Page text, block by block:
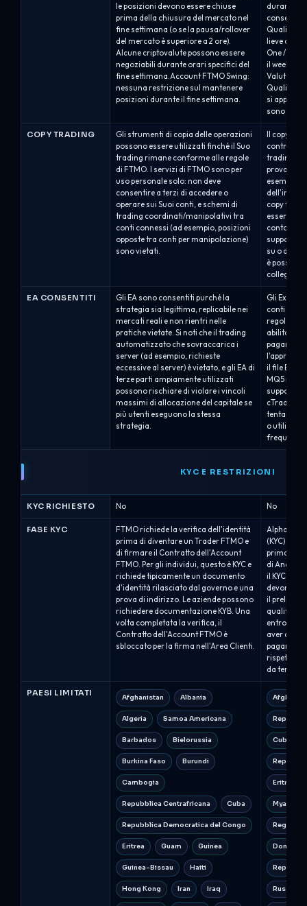
le posizioni devono essere chiuse
prima della chiusura del mercato nel
fine settimana (o se la pausa/rollover
del mercato è superiore a 2 ore).
Alcune criptovalute possono essere
negoziabili durante orari specifici del
fine settimana.Account FTMO Swing:
nessuna restrizione sul mantenere
posizioni durante il fine settimana.
durante la
lieve con
One /
il weekend
si
sono
COPY TRADING
Gli strumenti di copia delle operazioni
possono essere utilizzati finché il Suo
trading rimane conforme alle regole
di FTMO. I servizi di FTMO sono per
uso personale solo: non deve
consentire a terzi di accedere o
operare sui Suoi conti, e schemi di
trading coordinati/manipolativi tra
conti connessi (ad esempio, posizioni
opposte tra conti per manipolazione)
sono vietati.
Il copy
trading
prova di
esempio,
copy
essere
conto
su o da
è
collegato
EA CONSENTITI
Gli EA sono consentiti purché la
strategia sia legittima, replicabile nei
mercati reali e non rientri nelle
pratiche vietate. Si noti che il trading
automatizzato che sovraccarica i
server (ad esempio, richieste
eccessive al server) è vietato, e gli EA di
terze parti ampiamente utilizzati
possono rischiare di violare i vincoli
massimi di allocazione del capitale se
più utenti eseguono la stessa
strategia.
Gli Expert
conti MT5,
regole di
abilitare la
il file EX5
MQ5 per
supportati
cTrader.
tentano di
o
KYC E RESTRIZIONI
KYC RICHIESTO No No
FASE KYC
FTMO richiede la verifica dell'identità
prima di diventare un Trader FTMO e
di firmare il Contratto dell'Account
FTMO. Per gli individui, questo è KYC e
richiede tipicamente un documento
d'identità rilasciato dal governo e una
prova di indirizzo. Le aziende possono
richiedere documentazione KYB. Una
volta completata la verifica, il
Contratto dell'Account FTMO è
sbloccato per la firma nell'Area Clienti.
Alpha
(KYC)
prima di
di
il KYC
devono
il prelievo/
qualificate
entro un
aver
rispetto
da terzi
PAESI LIMITATI Afghanistan Albania
Algeria Samoa Americana
Barbados Bielorussia
Burkina Faso Burundi
Cambogia
Repubblica Centrafricana Cuba
Repubblica Democratica del Congo
Eritrea Guam Guinea
Guinea-Bissau Haiti
Hong Kong Iran Iraq
Cuba
Eritrea
Myanmar
Regioni
Donetsk
Russia